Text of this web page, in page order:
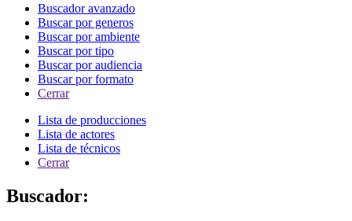
Buscador avanzado
Buscar por generos
Buscar por ambiente
Buscar por tipo
Buscar por audiencia
Buscar por formato
Cerrar
Lista de producciones
Lista de actores
Lista de técnicos
Cerrar
Buscador: